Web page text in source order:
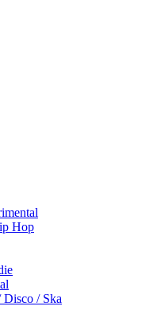
Hop
Disco / Ska